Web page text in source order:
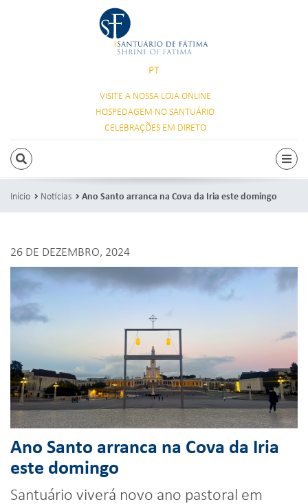
PT
VISITE A NOSSA LOJA ONLINE
HOSPEDAGEM NO SANTUÁRIO
CELEBRAÇÕES EM DIRETO
PESQUISAR
Início Notícias Ano Santo arranca na Cova da Iria este domingo
26 DE DEZEMBRO, 2024
Ano Santo arranca na Cova da Iria
este domingo
Santuário viverá novo ano pastoral em